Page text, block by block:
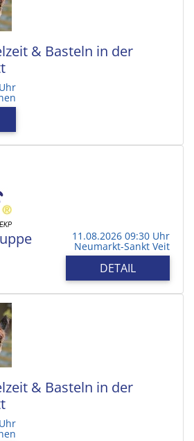
& Basteln in der
11.08.2026 09:30 Uhr
Neumarkt-Sankt Veit
DETAIL
& Basteln in der